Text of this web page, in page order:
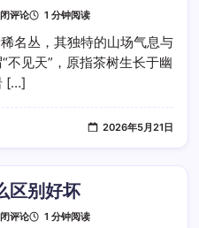
评论 1 分钟阅读
名丛，其独特的山场气息与
不见天”，原指茶树生长于幽
[…]
2026年5月21日
区别好坏
评论 1 分钟阅读